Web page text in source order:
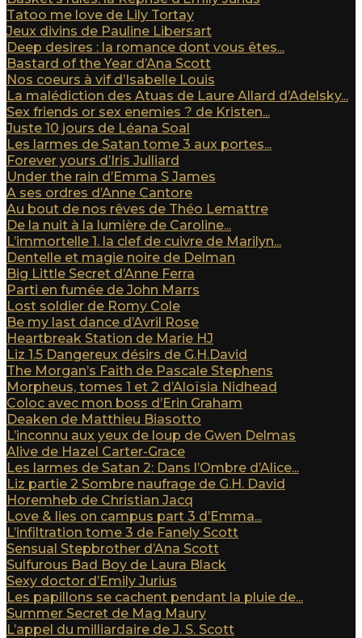
Tatoo me love de Lily Tortay
Jeux divins de Pauline Libersart
Deep desires : la romance dont vous êtes...
Bastard of the Year d’Ana Scott
Nos coeurs à vif d’Isabelle Louis
La malédiction des Atuas de Laure Allard d’Adelsky...
Sex friends or sex enemies ? de Kristen...
Juste 10 jours de Léana Soal
Les larmes de Satan tome 3 aux portes...
Forever yours d’Iris Julliard
Under the rain d’Emma S James
A ses ordres d’Anne Cantore
Au bout de nos rêves de Théo Lemattre
De la nuit à la lumière de Caroline...
L’immortelle 1. la clef de cuivre de Marilyn...
Dentelle et magie noire de Delman
Big Little Secret d’Anne Ferra
Parti en fumée de John Marrs
Lost soldier de Romy Cole
Be my last dance d’Avril Rose
Heartbreak Station de Marie HJ
Liz 1.5 Dangereux désirs de G.H.David
The Morgan’s Faith de Pascale Stephens
Morpheus, tomes 1 et 2 d’Aloïsia Nidhead
Coloc avec mon boss d’Erin Graham
Deaken de Matthieu Biasotto
L’inconnu aux yeux de loup de Gwen Delmas
Alive de Hazel Carter-Grace
Les larmes de Satan 2: Dans l’Ombre d’Alice...
Liz partie 2 Sombre naufrage de G.H. David
Horemheb de Christian Jacq
Love & lies on campus part 3 d’Emma...
L’infiltration tome 3 de Fanely Scott
Sensual Stepbrother d’Ana Scott
Sulfurous Bad Boy de Laura Black
Sexy doctor d’Emily Jurius
Les papillons se cachent pendant la pluie de...
Summer Secret de Mag Maury
L’appel du milliardaire de J. S. Scott